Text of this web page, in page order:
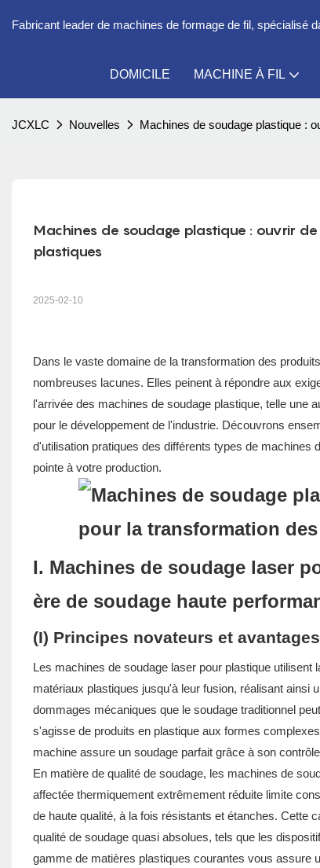
Fabricant leader de machines de formage de fil, spécialisé
DOMICILE MACHINE À FIL
JCXLC Nouvelles Machines de soudage plastique :
Machines de soudage plastique : ouvrir
plastiques
2025-02-10
Dans le vaste domaine de la transformation des
nombreuses lacunes. Elles peinent à répondre aux
l'arrivée des machines de soudage plastique, telle une
pour le développement de l'industrie. Découvrons
d'utilisation pratiques des différents types de machines
pointe à votre production.
I. Machines de soudage laser
ère de soudage haute
(I) Principes novateurs et
Les machines de soudage laser pour plastique
matériaux plastiques jusqu'à leur fusion, réalisant ainsi
dommages mécaniques que le soudage traditionnel
s'agisse de produits en plastique aux formes
machine assure un soudage parfait grâce à son
En matière de qualité de soudage, les machines de
affectée thermiquement extrêmement réduite limite
de haute qualité, à la fois résistants et étanches. Cette
qualité de soudage quasi absolues, tels que les
gamme de matières plastiques courantes vous assure